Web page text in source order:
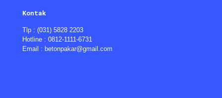
Kontak
Tlp : (031) 5828 2203
Hotline : 0812-1111-6731
Email : betonpakar@gmail.com